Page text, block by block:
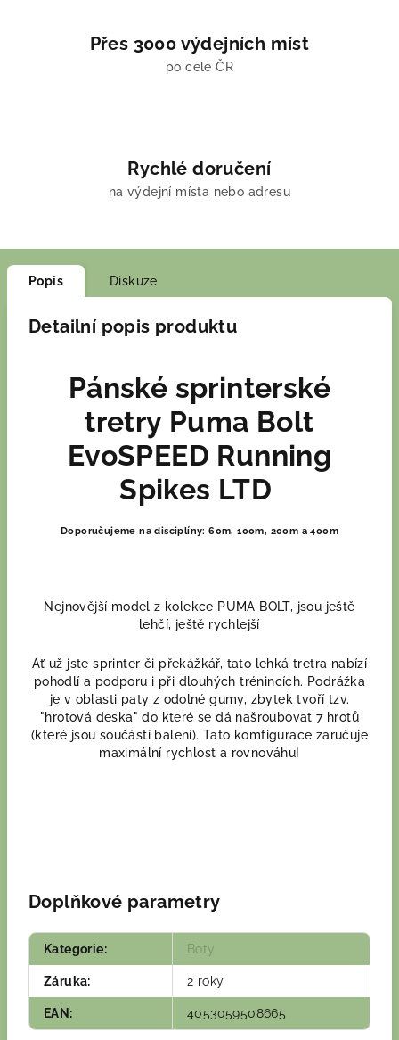
Přes 3000 výdejních míst
po celé ČR
Rychlé doručení
na výdejní místa nebo adresu
Popis Diskuze
Detailní popis produktu
Pánské sprinterské
tretry Puma Bolt
EvoSPEED Running
Spikes LTD
Doporučujeme na disciplíny: 60m, 100m, 200m a 400m
Nejnovější model z kolekce PUMA BOLT, jsou ještě
lehčí, ještě rychlejší
Ať už jste sprinter či překážkář, tato lehká tretra nabízí
pohodlí a podporu i při dlouhých trénincích. Podrážka
je v oblasti paty z odolné gumy, zbytek tvoří tzv.
"hrotová deska" do které se dá našroubovat 7 hrotů
(které jsou součástí balení). Tato komfigurace zaručuje
maximální rychlost a rovnováhu!
Doplňkové parametry
Kategorie: Boty
Záruka: 2 roky
EAN : 4053059508665